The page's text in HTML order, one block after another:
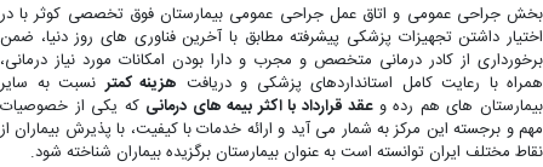
بخش جراحی عمومی و اتاق عمل جراحی عمومی بیمارستان فوق تخصصی کوثر با در
اختیار داشتن تجهیزات پزشكی پیشرفته مطابق با آخرین فناوری های روز دنیا، ضمن
برخورداری از كادر درمانی متخصص و مجرب و دارا بودن امكانات مورد نیاز درمانی،
همراه با رعایت كامل استانداردهای پزشكی و دریافت هزینه کمترنسبت به سایر
بیمارستان های هم رده وعقد قرارداد با اکثر بیمه های درمانی که یکی از خصوصیات
مهم و برجسته این مرکز به شمار می آید و ارائه خدمات با کیفیت، با پذیرش بیماران از
نقاط مختلف ایران توانسته است به عنوان بیمارستان برگزیده بیماران شناخته شود.